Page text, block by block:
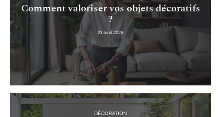
Comment valoriser vos objets décoratifs
?
27 avril 2026
DÉCORATION